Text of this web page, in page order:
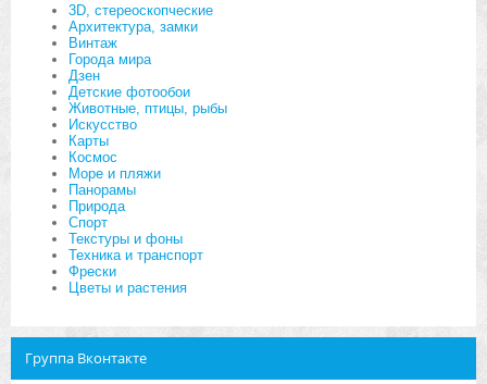
3D, стереоскопческие
Архитектура, замки
Винтаж
Города мира
Дзен
Детские фотообои
Животные, птицы, рыбы
Искусство
Карты
Космос
Море и пляжи
Панорамы
Природа
Спорт
Текстуры и фоны
Техника и транспорт
Фрески
Цветы и растения
Группа Вконтакте